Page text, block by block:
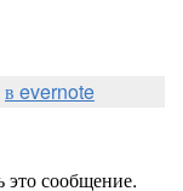
в evernote
это сообщение.